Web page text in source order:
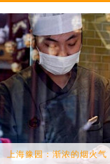
上海豫园：渐浓的烟火气